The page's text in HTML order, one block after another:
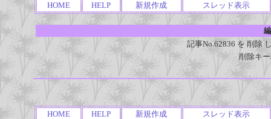
HOME HELP 新規作成 スレッド表示
記事No.62836 を 削除
削除キ
HOME HELP 新規作成 スレッド表示